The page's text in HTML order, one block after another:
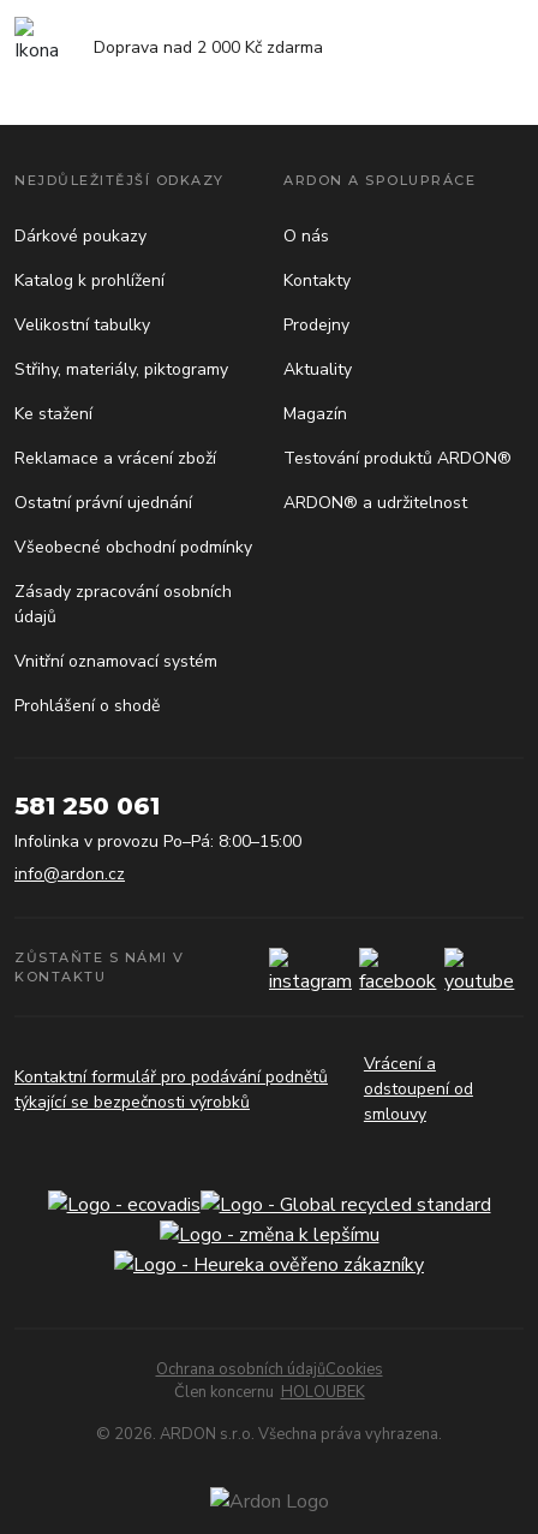
Doprava nad 2 000 Kč zdarma
NEJDŮLEŽITĚJŠÍ ODKAZY
Dárkové poukazy
Katalog k prohlížení
Velikostní tabulky
Střihy, materiály, piktogramy
Ke stažení
Reklamace a vrácení zboží
Ostatní právní ujednání
Všeobecné obchodní podmínky
Zásady zpracování osobních
údajů
Vnitřní oznamovací systém
Prohlášení o shodě
ARDON A SPOLUPRÁCE
O nás
Kontakty
Prodejny
Aktuality
Magazín
Testování produktů ARDON®
ARDON® a udržitelnost
581 250 061
Infolinka v provozu Po–Pá: 8:00–15:00
info@ardon.cz
ZŮSTAŇTE S NÁMI V
KONTAKTU
Kontaktní formulář pro podávání podnětů
týkající se bezpečnosti výrobků
Vrácení a
odstoupení od
smlouvy
Ochrana osobních údajůCookies
Člen koncernu HOLOUBEK
© 2026. ARDON s.r.o. Všechna práva vyhrazena.